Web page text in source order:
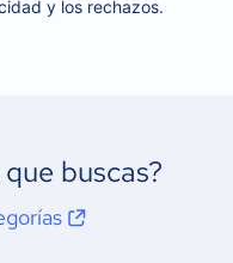
y los rechazos.
buscas?